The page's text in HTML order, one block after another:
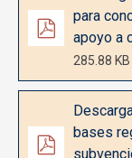
para
apoyo a
285.88 KB
Documento
bases